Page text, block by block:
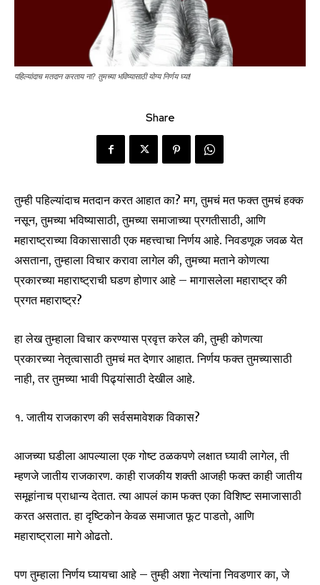
पहिल्यांदाच मतदान करताय ना? तुमच्या भविष्यासाठी योग्य निर्णय घ्या!
Share
तुम्ही पहिल्यांदाच मतदान करत आहात का? मग, तुमचं मत फक्त तुमचं हक्क
नसून, तुमच्या भविष्यासाठी, तुमच्या समाजाच्या प्रगतीसाठी, आणि
महाराष्ट्राच्या विकासासाठी एक महत्त्वाचा निर्णय आहे. निवडणूक जवळ येत
असताना, तुम्हाला विचार करावा लागेल की, तुमच्या मताने कोणत्या
प्रकारच्या महाराष्ट्राची घडण होणार आहे – मागासलेला महाराष्ट्र की
प्रगत महाराष्ट्र?
हा लेख तुम्हाला विचार करण्यास प्रवृत्त करेल की, तुम्ही कोणत्या
प्रकारच्या नेतृत्वासाठी तुमचं मत देणार आहात. निर्णय फक्त तुमच्यासाठी
नाही, तर तुमच्या भावी पिढ्यांसाठी देखील आहे.
१. जातीय राजकारण की सर्वसमावेशक विकास?
आजच्या घडीला आपल्याला एक गोष्ट ठळकपणे लक्षात घ्यावी लागेल, ती
म्हणजे जातीय राजकारण. काही राजकीय शक्ती आजही फक्त काही जातीय
समूहांनाच प्राधान्य देतात. त्या आपलं काम फक्त एका विशिष्ट समाजासाठी
करत असतात. हा दृष्टिकोन केवळ समाजात फूट पाडतो, आणि
महाराष्ट्राला मागे ओढतो.
पण तुम्हाला निर्णय घ्यायचा आहे – तुम्ही अशा नेत्यांना निवडणार का, जे